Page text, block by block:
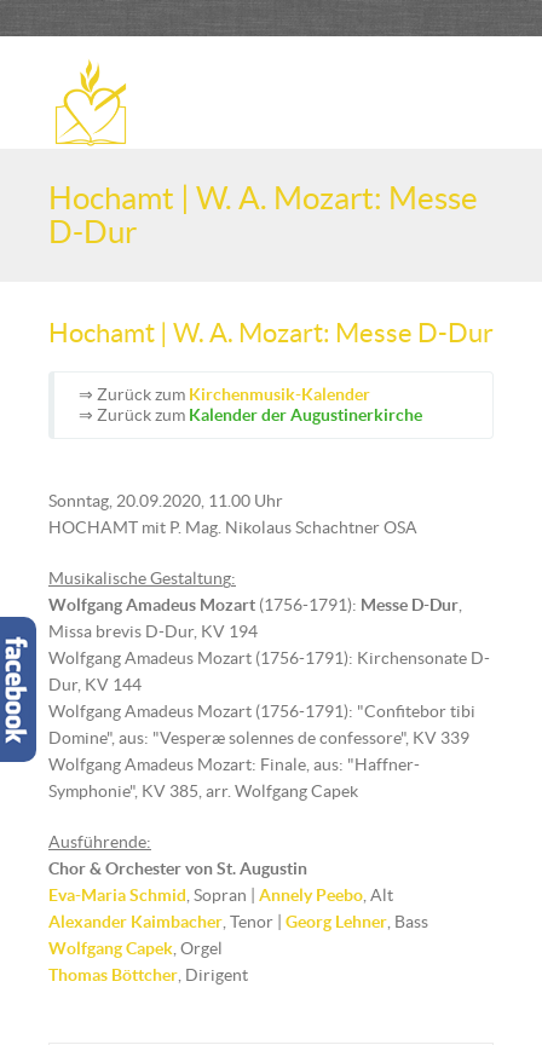
Hochamt | W. A. Mozart: Messe
D-Dur
Hochamt | W. A. Mozart: Messe D-Dur
⇒ Zurück zum Kirchenmusik-Kalender
⇒ Zurück zum Kalender der Augustinerkirche
Sonntag, 20.09.2020, 11.00 Uhr
HOCHAMT mit P. Mag. Nikolaus Schachtner OSA
Musikalische Gestaltung:
Wolfgang Amadeus Mozart (1756-1791): Messe D-Dur
Missa brevis D-Dur, KV 194
Wolfgang Amadeus Mozart (1756-1791): Kirchensonate D-
Dur, KV 144
Wolfgang Amadeus Mozart (1756-1791): "Confitebor tibi
Domine", aus: "Vesperæ solennes de confessore", KV 339
Wolfgang Amadeus Mozart: Finale, aus: "Haffner-
Symphonie", KV 385, arr. Wolfgang Capek
Ausführende:
Chor & Orchester von St. Augustin
Eva-Maria Schmid , Sopran | Annely Peebo , Alt
Alexander Kaimbacher , Tenor | Georg Lehner , Bass
Wolfgang Capek , Orgel
Thomas Böttcher , Dirigent